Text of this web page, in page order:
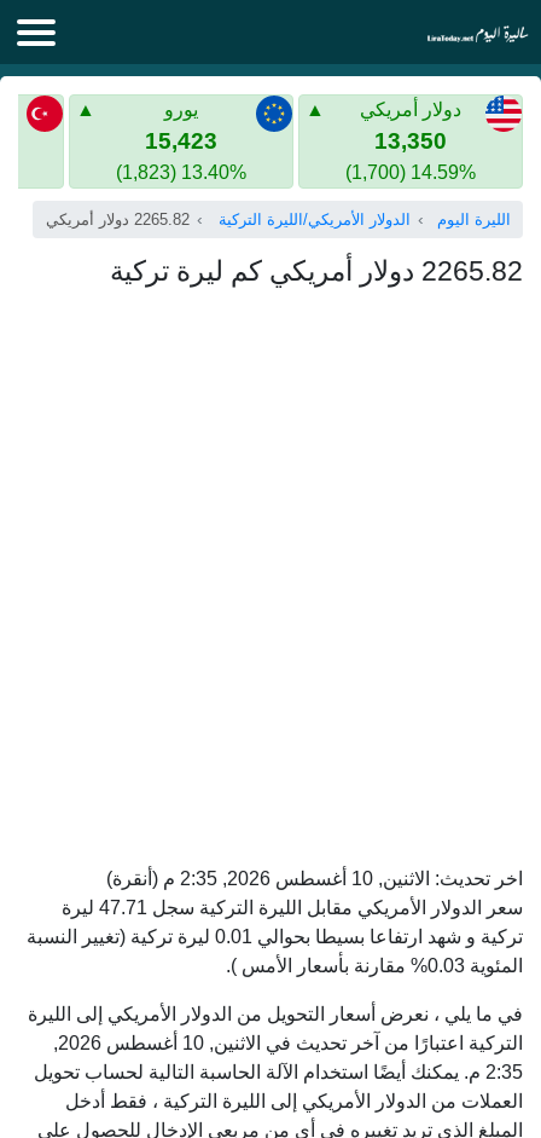
الليرة اليوم
الليرة السورية
الذهب في سوريا
الليرة التركية
الليرة التركية
الذهب في تركيا
اليورو الى الليرة التركية
دولار أمريكي
13,350
14.59% (1,700)
يورو
15,423
13.40% (1,823)
الليرة اليوم الدولار الأمريكي/الليرة التركية 2265.82 دولار أمريكي
2265.82 دولار أمريكي كم ليرة تركية
اخر تحديث: الاثنين, 10 أغسطس 2026, 2:35 م
(أنقرة)
سعر الدولار الأمريكي مقابل الليرة التركية سجل 47.71 ليرة
تركية و شهد ارتفاعا بسيطا بحوالي 0.01 ليرة تركية (تغيير النسبة
المئوية 0.03% مقارنة بأسعار الأمس ).
في ما يلي ، نعرض أسعار التحويل من الدولار الأمريكي إلى الليرة
التركية اعتبارًا من آخر تحديث في الاثنين, 10 أغسطس 2026,
2:35 م. يمكنك أيضًا استخدام الآلة الحاسبة التالية لحساب تحويل
العملات من الدولار الأمريكي إلى الليرة التركية ، فقط أدخل
المبلغ الذي تريد تغييره في أي من مربعي الإدخال للحصول على